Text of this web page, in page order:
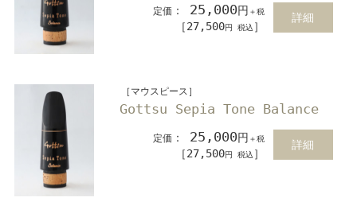
定価 ： 25,000円 ＋税
［27,500円 税込 ］
詳細
［マウスピース］
Gottsu Sepia Tone Balance
定価 ： 25,000円 ＋税
［27,500円 税込 ］
詳細